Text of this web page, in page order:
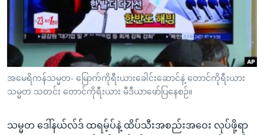
စာမျက်နှာ
သို့
ကျော်
ကြည့်
ရန်
ရန်
သုတပဒေသာ အင်္ဂလိပ်စာ
Learning English
ဗွီအိုအေ လူမှုကွန်ယက်များ
အမေရိကန်သမ္မတ- မြောက်ကိုရီးယားခေါင်းဆောင်နဲ့ တောင်ကိုရီးယား
သမ္မတ သတင်း တောင်ကိုရီးယား မီဒီယာဖော်ပြနေစဉ်။
သမ္မတ ဒေါ်နယ်လ်ဒ် ထရမ့်ပ်နဲ့ ထိပ်သီးအစည်းအဝေး လုပ်ဖို့ရာ